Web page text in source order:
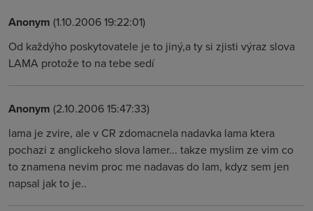
Anonym (1.10.2006 19:22:01)
Od každýho poskytovatele je to jiný,a ty si zjisti výraz slova
LAMA protože to na tebe sedí
Anonym (2.10.2006 15:47:33)
lama je zvire, ale v CR zdomacnela nadavka lama ktera
pochazi z anglickeho slova lamer... takze myslim ze vim co
to znamena nevim proc me nadavas do lam, kdyz sem jen
napsal jak to je..